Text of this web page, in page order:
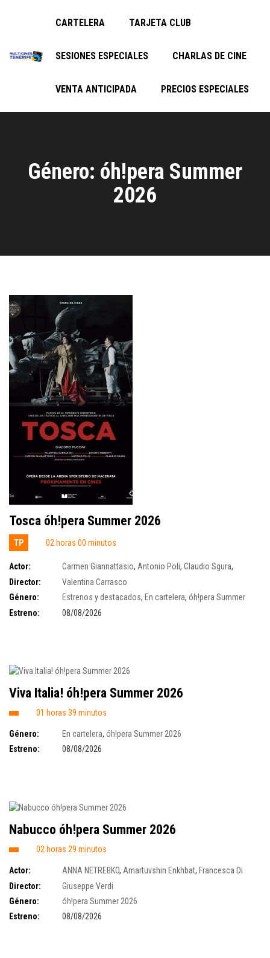
CARTELERA TARJETA CLUB
SESIONES ESPECIALES CHARLAS DE CINE
VENTA ANTICIPADA PRECIOS ESPECIALES
Género: óh!pera Summer
2026
Tosca óh!pera Summer 2026
TP 02 horas 00 minutos
Actor: Carmen Giannattasio, Antonio Poli, Claudio Sgura,
Alessandro Abis,Armando Gabba,
Director:
Valentina Carrasco
Género:
Estrenos y destacados, En cartelera, óh!pera Summer
2026
Estreno: 08/08/2026
Viva Italia! óh!pera Summer 2026
01 horas 39 minutos
Género: En cartelera, óh!pera Summer 2026
Estreno:
08/08/2026
Nabucco óh!pera Summer 2026
02 horas 29 minutos
Actor: ANNA NETREBKO, Amartuvshin Enkhbat, Francesca Di
Sauro,Galeano Salas,Christian Van Horn
Director:
Giuseppe Verdi
Género:
óh!pera Summer 2026
Estreno:
08/08/2026